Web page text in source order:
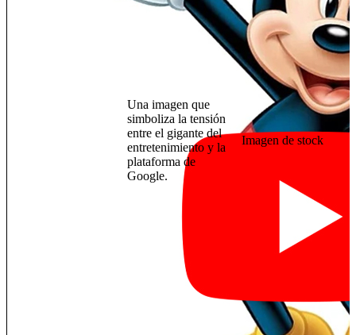
Una imagen que
simboliza la tensión
entre el gigante del
entretenimiento y la
plataforma de
Google.
Imagen de stock